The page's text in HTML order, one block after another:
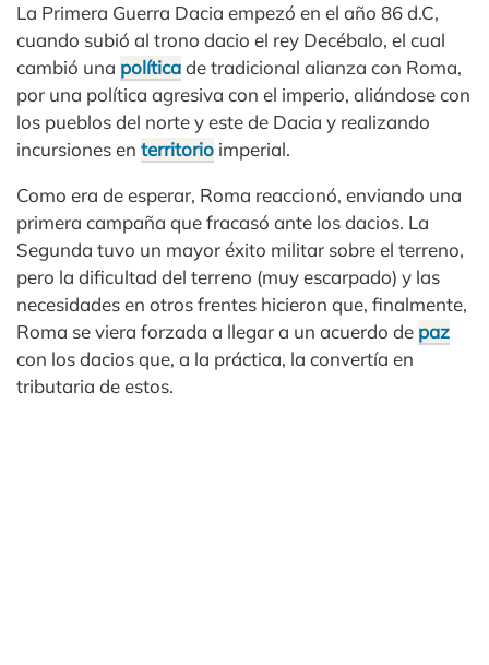
La Primera Guerra Dacia empezó en el año 86 d.C,
cuando subió al trono dacio el rey Decébalo, el cual
cambió una políticade tradicional alianza con Roma,
por una política agresiva con el imperio, aliándose con
los pueblos del norte y este de Dacia y realizando
incursiones en territorio imperial.
Como era de esperar, Roma reaccionó, enviando una
primera campaña que fracasó ante los dacios. La
Segunda tuvo un mayor éxito militar sobre el terreno,
pero la dificultad del terreno (muy escarpado) y las
necesidades en otros frentes hicieron que, finalmente,
Roma se viera forzada a llegar a un acuerdo de paz
con los dacios que, a la práctica, la convertía en
tributaria de estos.